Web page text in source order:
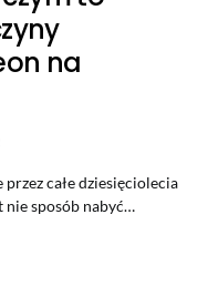
na
całe dziesięciolecia
nie sposób nabyć…